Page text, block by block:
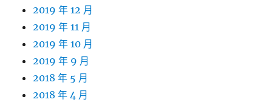
2019 年 12 月
2019 年 11 月
2019 年 10 月
2019 年 9 月
2018 年 5 月
2018 年 4 月